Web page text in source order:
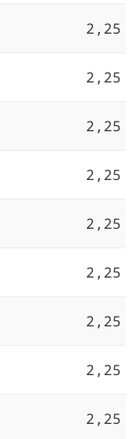
2,25
2,25
2,25
2,25
2,25
2,25
2,25
2,25
2,25